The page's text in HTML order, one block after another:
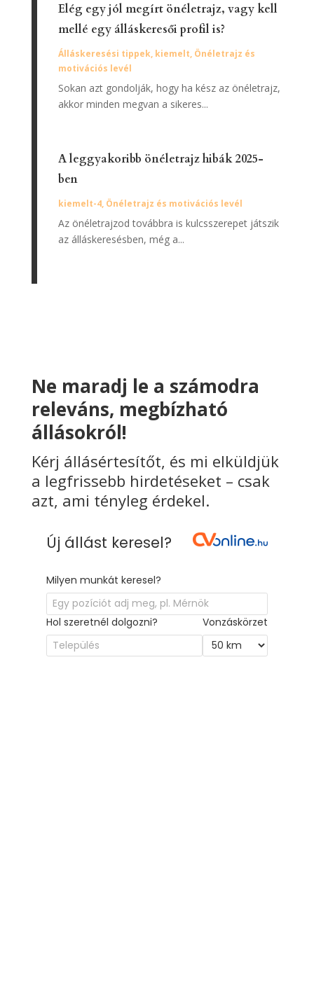
Elég egy jól megírt önéletrajz, vagy kell
mellé egy álláskeresői profil is?
Álláskeresési tippek, kiemelt, Önéletrajz és
motivációs levél
Sokan azt gondolják, hogy ha kész az önéletrajz,
akkor minden megvan a sikeres...
A leggyakoribb önéletrajz hibák 2025-
ben
kiemelt-4, Önéletrajz és motivációs levél
Az önéletrajzod továbbra is kulcsszerepet játszik
az álláskeresésben, még a...
Ne maradj le a számodra
releváns, megbízható
állásokról!
Kérj állásértesítőt, és mi elküldjük
a legfrissebb hirdetéseket – csak
azt, ami tényleg érdekel.